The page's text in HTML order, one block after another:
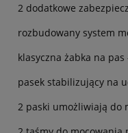
2 dodatkowe
rozbudowany system
klasyczna żabka na
pasek stabilizujący na
2 paski umożliwiają do